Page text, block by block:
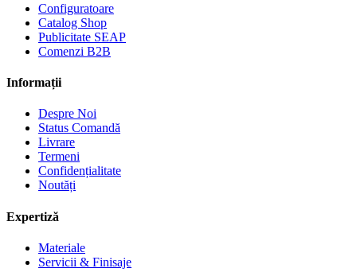
Configuratoare
Catalog Shop
Publicitate SEAP
Comenzi B2B
Informații
Despre Noi
Status Comandă
Livrare
Termeni
Confidențialitate
Noutăți
Expertiză
Materiale
Servicii & Finisaje